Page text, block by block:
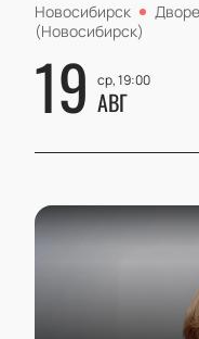
Новосибирск
(Новосибирск)
19 ср, 19:00
АВГ